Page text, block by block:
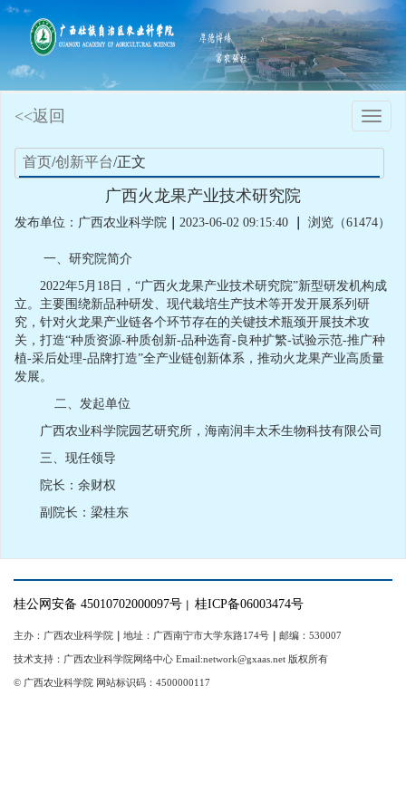
Toggle
<<返回
首页/创新平台/正文
广西火龙果产业技术研究院
发布单位：广西农业科学院 2023-06-02 09:15:40 浏览（61474）
一、研究院简介
2022年5月18日，“广西火龙果产业技术研究院”新型研发机构成
立。主要围绕新品种研发、现代栽培生产技术等开发开展系列研
究，针对火龙果产业链各个环节存在的关键技术瓶颈开展技术攻
关，打造“种质资源-种质创新-品种选育-良种扩繁-试验示范-推广种
植-采后处理-品牌打造”全产业链创新体系，推动火龙果产业高质量
发展。
二、发起单位
广西农业科学院园艺研究所，海南润丰太禾生物科技有限公司
三、现任领导
院长：余财权
副院长：梁桂东
桂公网安备 45010702000097号 ｜ 桂ICP备06003474号
主办：广西农业科学院 ｜ 地址：广西南宁市大学东路174号 ｜ 邮编：530007
技术支持：广西农业科学院网络中心 Email:network@gxaas.net 版权所有
© 广西农业科学院 网站标识码：4500000117